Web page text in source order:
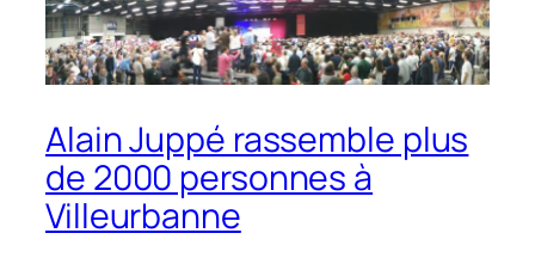
Alain Juppé rassemble plus
de 2000 personnes à
Villeurbanne